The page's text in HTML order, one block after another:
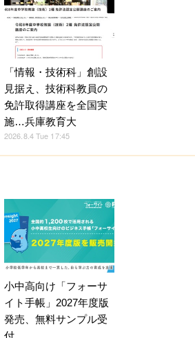
「情報・技術科」創設
見据え、技術科教員の
免許取得講座を全国実
施…兵庫教育大
2026.8.4 Tue 17:45
小中高向け「フォーサ
イト手帳」2027年度版
発売、無料サンプル受
付